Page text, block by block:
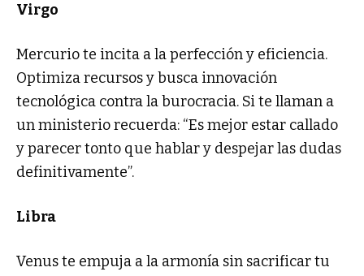
Virgo
Mercurio te incita a la perfección y eficiencia.
Optimiza recursos y busca innovación
tecnológica contra la burocracia. Si te llaman a
un ministerio recuerda: “Es mejor estar callado
y parecer tonto que hablar y despejar las dudas
definitivamente”.
Libra
Venus te empuja a la armonía sin sacrificar tu